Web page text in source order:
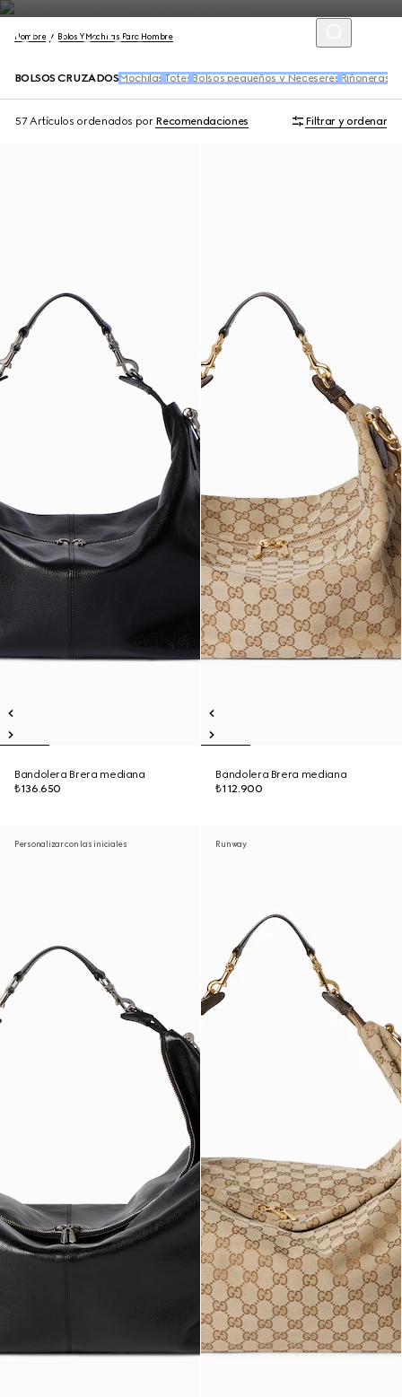
Hombre Bolos Y Mochilas Para Hombre
BOLSOS CRUZADOS Mochilas Totes Bolsos pequeños y Neceseres Riñoneras
57 Artículos ordenados por Recomendaciones Filtrar y ordenar
Bandolera Brera mediana
₺136.650
Bandolera Brera mediana
₺112.900
Personalizar con las iniciales Runway